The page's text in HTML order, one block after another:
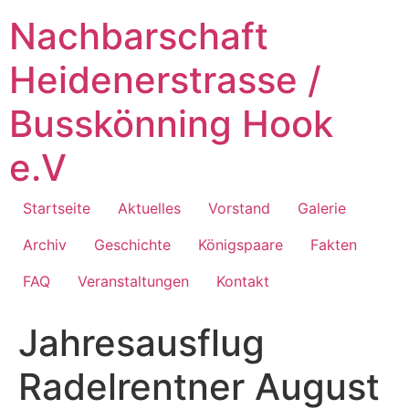
Inhalt
springen
Nachbarschaft
Heidenerstrasse /
Busskönning Hook
e.V
Startseite Aktuelles Vorstand
Galerie
Archiv
Geschichte Königspaare
Fakten
FAQ
Veranstaltungen Kontakt
Jahresausflug
Radelrentner August